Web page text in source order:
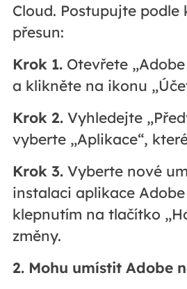
Cloud. Postupujte podle
přesun:
Krok 1.Otevřete „Adobe
a klikněte na ikonu
Krok 2.Vyhledejte
vyberte „Aplikace“,
Krok 3.Vyberte nové
instalaci aplikace
klepnutím na tlačítko
změny.
2. Mohu umístit Adobe